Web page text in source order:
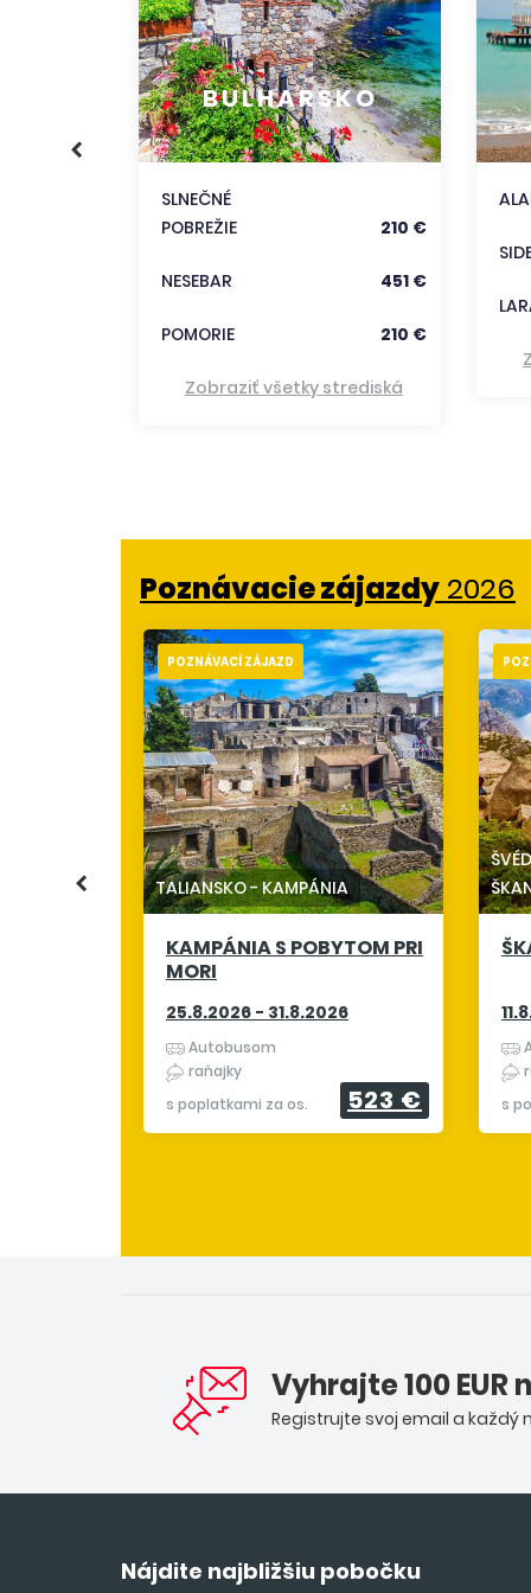
BULHARSKO
SLNEČNÉ
POBREŽIE
210 €
NESEBAR 451 €
POMORIE 210 €
Zobraziť všetky strediská
Poznávacie zájazdy 2026
POZNÁVACÍ ZÁJAZD
TALIANSKO-KAMPÁNIA
KAMPÁNIA S POBYTOM PRI
MORI
25.8.2026 - 31.8.2026
Autobusom
raňajky
s poplatkami za os.
523 €
s
Vyhrajte 100
Registrujte svoj email a každý
Nájdite najbližšiu pobočku